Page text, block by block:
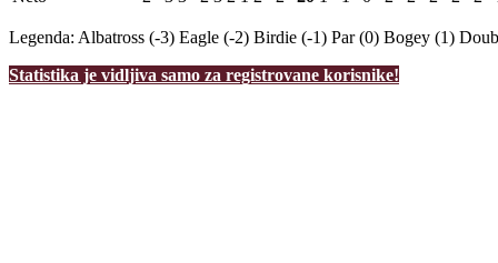
Legenda: Albatross (-3) Eagle (-2) Birdie (-1) Par (0) Bogey (1)
Statistika je vidljiva samo za registrovane korisnike!